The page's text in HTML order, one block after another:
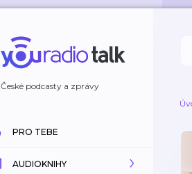
České podcasty a zprávy
PRO TEBE
AUDIOKNIHY